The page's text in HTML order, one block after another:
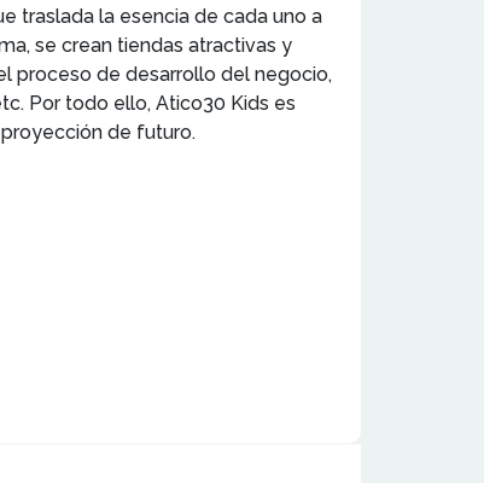
traslada la esencia de cada uno a
se crean tiendas atractivas y
proceso de desarrollo del negocio,
Por todo ello, Atico30 Kids es
de futuro.